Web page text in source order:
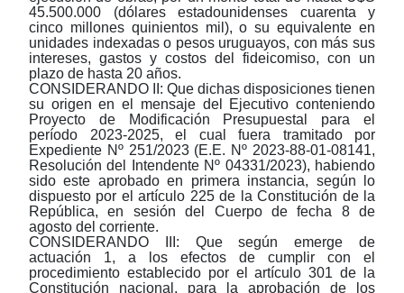
45.500.000 (dólares estadounidenses cuarenta y
cinco millones quinientos mil), o su equivalente en
unidades indexadas o pesos uruguayos, con más sus
intereses, gastos y costos del fideicomiso, con un
plazo de hasta 20 años.
CONSIDERANDO II: Que dichas disposiciones tienen
su origen en el mensaje del Ejecutivo conteniendo
Proyecto de Modificación Presupuestal para el
período 2023-2025, el cual fuera tramitado por
Expediente Nº 251/2023 (E.E. Nº 2023-88-01-08141,
Resolución del Intendente Nº 04331/2023), habiendo
sido este aprobado en primera instancia, según lo
dispuesto por el artículo 225 de la Constitución de la
República, en sesión del Cuerpo de fecha 8 de
agosto del corriente.
CONSIDERANDO III: Que según emerge de
actuación 1, a los efectos de cumplir con el
procedimiento establecido por el artículo 301 de la
Constitución nacional, para la aprobación de los